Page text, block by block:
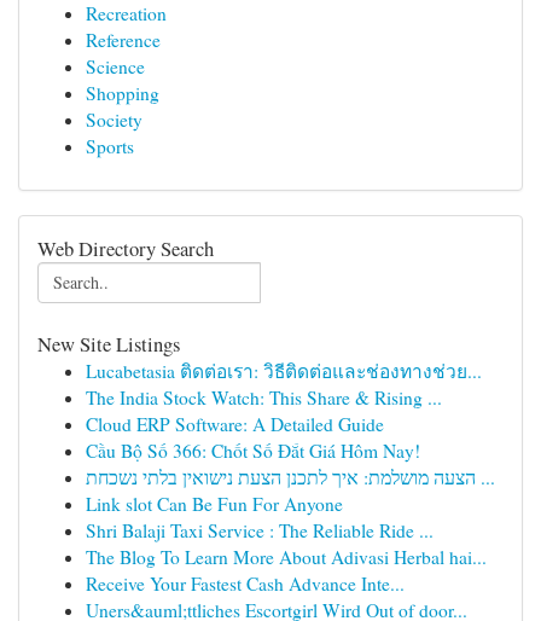
Recreation
Reference
Science
Shopping
Society
Sports
Web Directory Search
New Site Listings
Lucabetasia ติดต่อเรา: วิธีติดต่อและช่องทางช่วย...
The India Stock Watch: This Share & Rising ...
Cloud ERP Software: A Detailed Guide
Cầu Bộ Số 366: Chốt Số Đắt Giá Hôm Nay!
הצעה מושלמת: איך לתכנן הצעת נישואין בלתי נשכחת ...
Link slot Can Be Fun For Anyone
Shri Balaji Taxi Service : The Reliable Ride ...
The Blog To Learn More About Adivasi Herbal hai...
Receive Your Fastest Cash Advance Inte...
Uners&auml;ttliches Escortgirl Wird Out of door...